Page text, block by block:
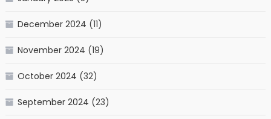
December 2024 (11)
November 2024 (19)
October 2024 (32)
September 2024 (23)